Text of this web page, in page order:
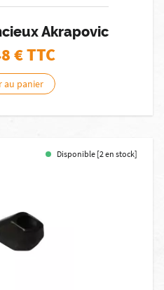
Akrapovic
€ TTC
au panier
Disponible [2 en stock]